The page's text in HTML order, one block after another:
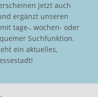
jetzt auch
ergänzt unseren
tage-, wochen- oder
Suchfunktion.
ein aktuelles,